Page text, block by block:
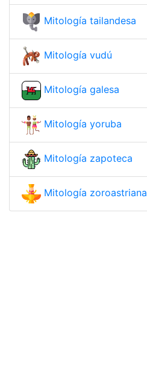
Mitología tailandesa
Mitología vudú
Mitología galesa
Mitología yoruba
Mitología zapoteca
Mitología zoroastriana